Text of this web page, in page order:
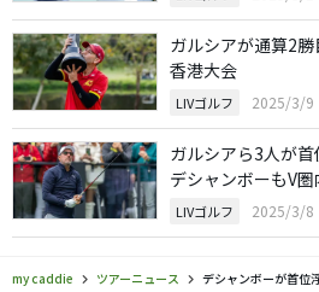
ガルシアが通算2
香港大会
LIVゴルフ 2025/3/9
ガルシアら3人が
デシャンボーもV
LIVゴルフ 2025/3/8
my caddie ツアーニュース デシャンボーが首